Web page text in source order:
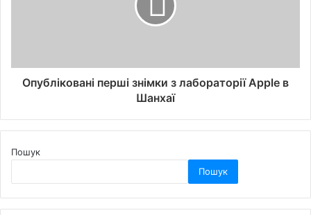
Опубліковані перші знімки з лабораторії Apple в
Шанхаї
Пошук
Пошук